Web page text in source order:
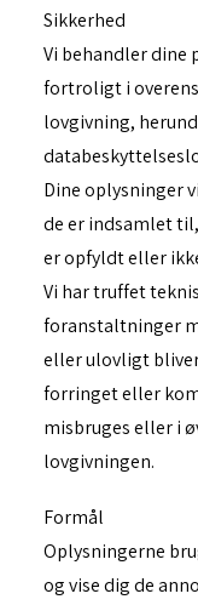
Sikkerhed
Vi behandler dine
fortroligt i
lovgivning,
Dine oplysninger
de er indsamlet
er opfyldt eller
Vi har truffet
foranstaltninger
eller ulovligt
forringet eller
misbruges eller i
lovgivningen.
Formål
Oplysningerne
og vise dig de